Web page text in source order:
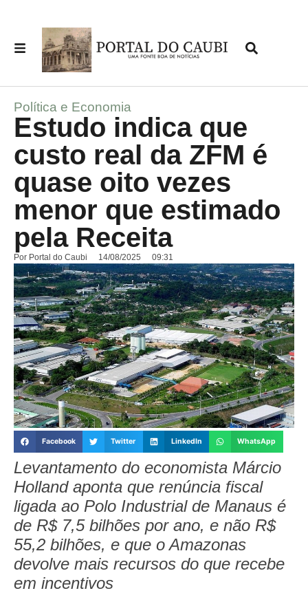
Política e Economia
Estudo indica que
custo real da ZFM é
quase oito vezes
menor que estimado
pela Receita
Por Portal do Caubi 14/08/2025 09:31
Facebook Twitter LinkedIn WhatsApp
Levantamento do economista Márcio
Holland aponta que renúncia fiscal
ligada ao Polo Industrial de Manaus é
de R$ 7,5 bilhões por ano, e não R$
55,2 bilhões, e que o Amazonas
devolve mais recursos do que recebe
em incentivos